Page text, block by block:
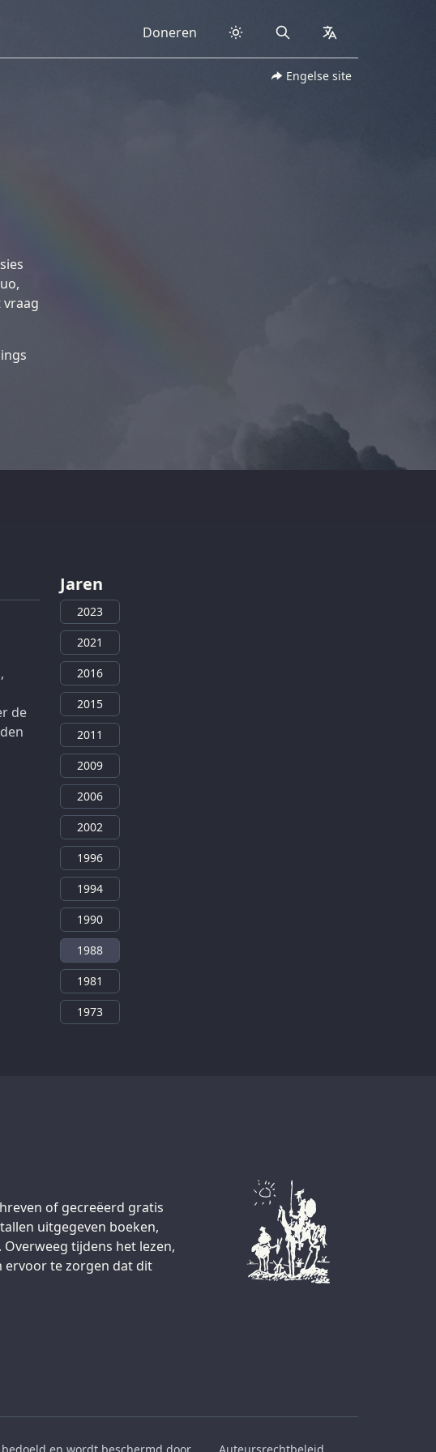
Doneren Search collapsed
Engelse site
de
Jaren
2023
2021
2016
2015
2011
2009
2006
2002
1996
1994
1990
1988
1981
1973
of gecreëerd gratis
uitgegeven boeken,
tijdens het lezen,
ervoor te zorgen dat dit